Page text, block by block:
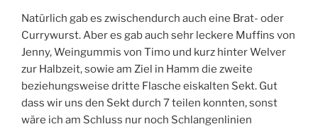
Natürlich gab es zwischendurch auch eine Brat- oder
Currywurst. Aber es gab auch sehr leckere Muffins von
Jenny, Weingummis von Timo und kurz hinter Welver
zur Halbzeit, sowie am Ziel in Hamm die zweite
beziehungsweise dritte Flasche eiskalten Sekt. Gut
dass wir uns den Sekt durch 7 teilen konnten, sonst
wäre ich am Schluss nur noch Schlangenlinien